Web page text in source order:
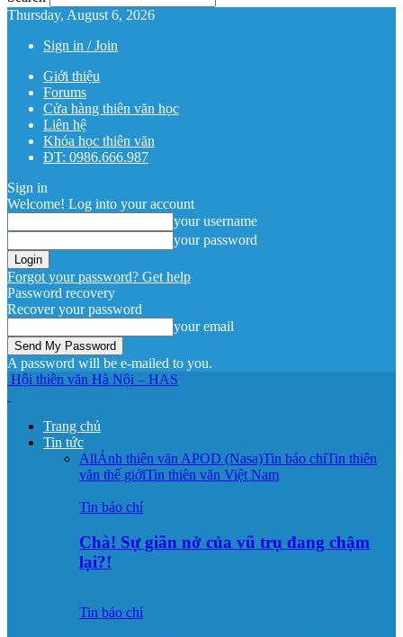
Thursday, August 6, 2026
Sign in / Join
Giới thiệu
Forums
Cửa hàng thiên văn học
Liên hệ
Khóa học thiên văn
ĐT: 0986.666.987
Sign in
Welcome! Log into your account
your username
your password
Forgot your password? Get help
Password recovery
Recover your password
your email
A password will be e-mailed to you.
Hội thiên văn Hà Nội – HAS
Trang chủ
Tin tức
AllẢnh thiên văn APOD (Nasa)Tin báo chíTin thiên
văn thế giớiTin thiên văn Việt Nam
Tin báo chí
Chà! Sự giãn nở của vũ trụ đang chậm
lại?!
Tin báo chí